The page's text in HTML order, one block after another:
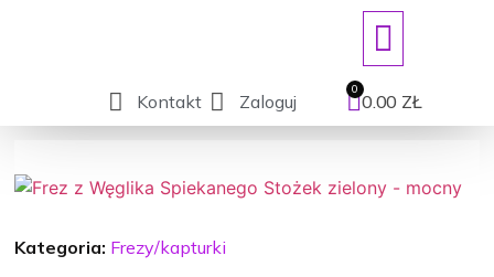
Kontakt Zaloguj 0.00 ZŁ
Kategoria: Frezy/kapturki